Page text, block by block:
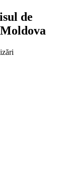
de